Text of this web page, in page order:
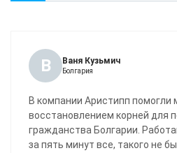
B Ваня Кузьмич
Болгария
В компании Аристипп помогли
восстановлением корней для
гражданства Болгарии.
за пять минут все, такого не